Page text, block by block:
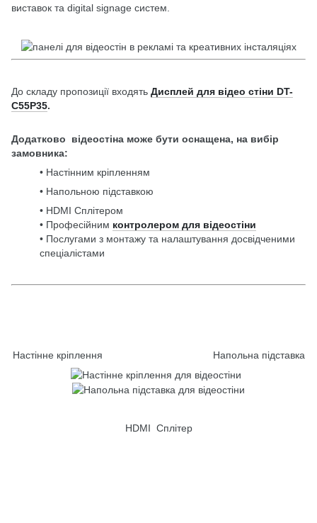
виставок та digital signage систем.
До складу пропозиції входять Дисплей для відео стіни DT-
C55P35.
Додатково відеостіна може бути оснащена, на вибір
замовника:
• Настінним кріпленням
• Напольною підставкою
• HDMI Сплітером
• Професійним контролером для відеостіни
• Послугами з монтажу та налаштування досвідченими
спеціалістами
Настінне кріплення Напольна підставка
HDMI Сплітер